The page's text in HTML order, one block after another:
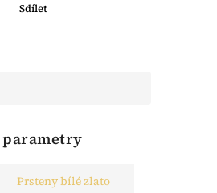
Sdílet
Prsteny bílé zlato